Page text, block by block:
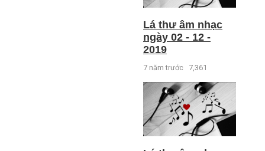
Lá thư âm nhạc
ngày 02 - 12 -
2019
7 năm trước 7,361